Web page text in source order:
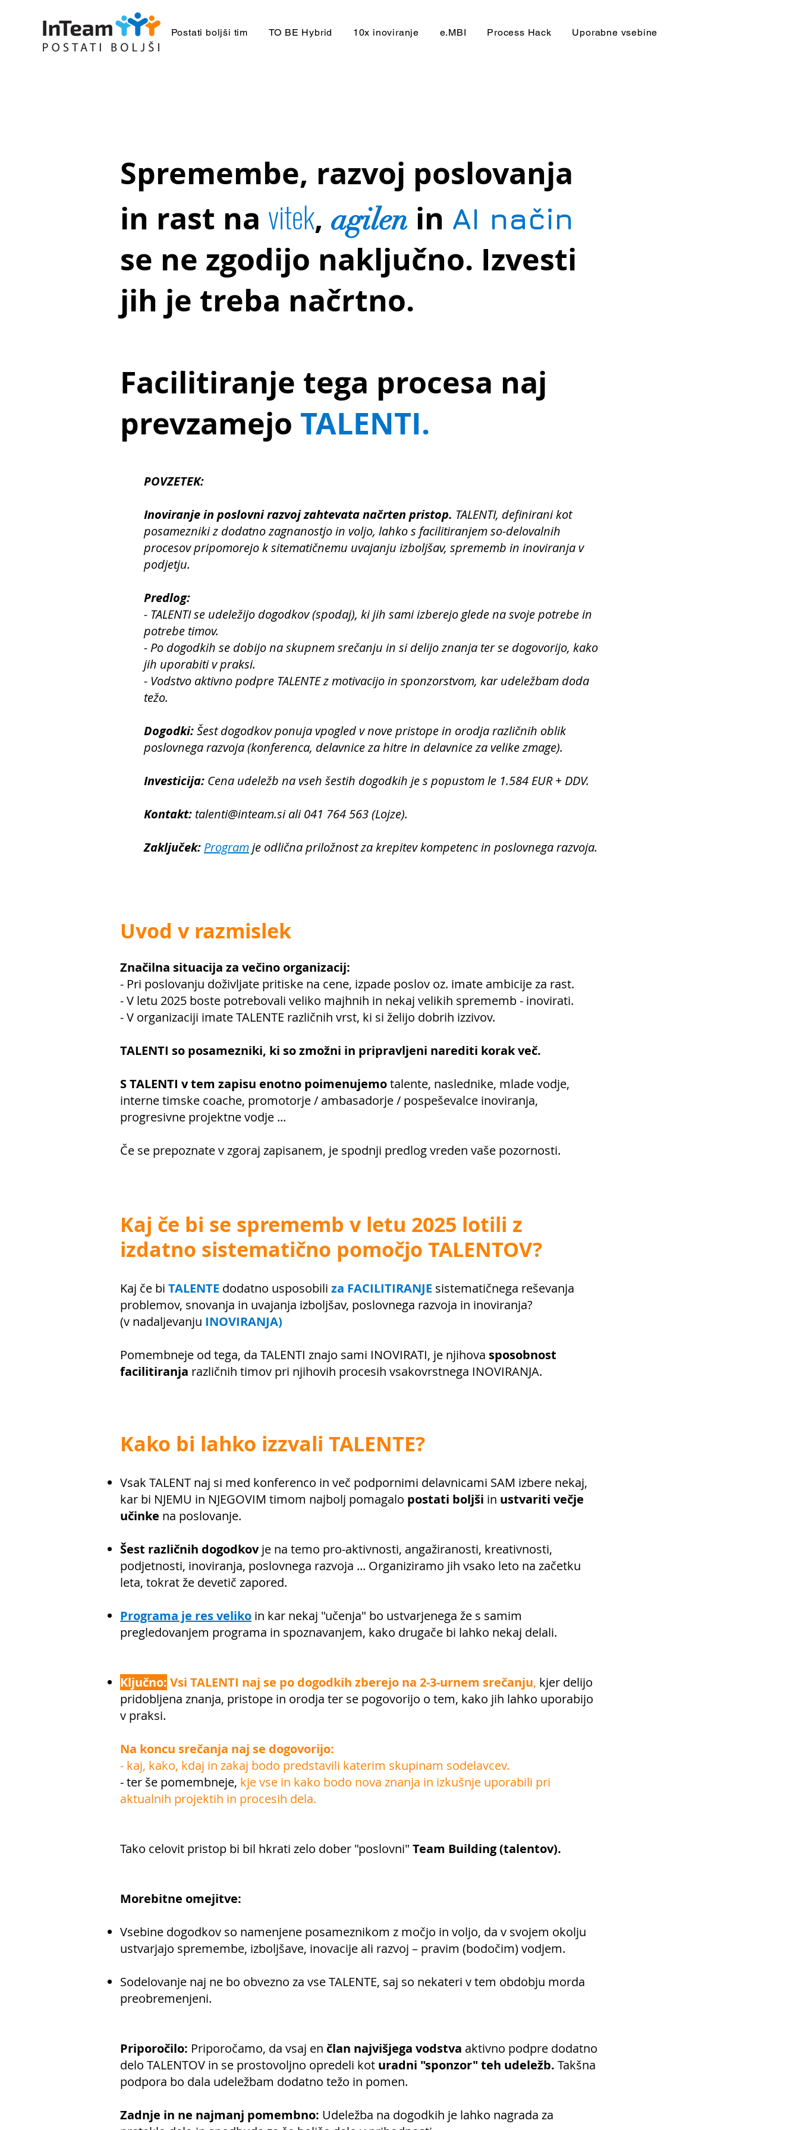
Postati boljši tim TO BE Hybrid 10x inoviranje e.MBI Process Hack Uporabne vsebine
Spremembe, razvoj poslovanja
in rast na vitek, agilen in AI način
se ne zgodijo naključno. Izvesti
jih je treba načrtno.
Facilitiranje tega procesa naj
prevzamejo TALENTI.
POVZETEK:
Inoviranje in poslovni razvoj zahtevata načrten pristop. TALENTI, definirani kot
posamezniki z dodatno zagnanostjo in voljo, lahko s facilitiranjem so-delovalnih
procesov pripomorejo k sitematičnemu uvajanju izboljšav, sprememb in inoviranja v
podjetju.
Predlog:
- TALENTI se udeležijo dogodkov (spodaj), ki jih sami izberejo glede na svoje potrebe in
potrebe timov.
- Po dogodkih se dobijo na skupnem srečanju in si delijo znanja ter se dogovorijo, kako
jih uporabiti v praksi.
- Vodstvo aktivno podpre TALENTE z motivacijo in sponzorstvom, kar udeležbam doda
težo.
Dogodki:Šest dogodkov ponuja vpogled v nove pristope in orodja različnih oblik
poslovnega razvoja (konferenca, delavnice za hitre in delavnice za velike zmage).
Investicija: Cena udeležb na vseh šestih dogodkih je s popustom le 1.584 EUR + DDV.
Kontakt: talenti@inteam.siali 041 764 563 (Lojze).
Zaključek: Programje odlična priložnost za krepitev kompetenc in poslovnega razvoja.
Uvod v razmislek
Značilna situacija za večino organizacij:
- Pri poslovanju doživljate pritiske na cene, izpade poslov oz. imate ambicije za rast.
- V letu 2025 boste potrebovali veliko majhnih in nekaj velikih sprememb - inovirati.
- V organizaciji imate TALENTE različnih vrst, ki si želijo dobrih izzivov.
TALENTI so posamezniki, ki so zmožni in pripravljeni narediti korak več.
S TALENTI v tem zapisu enotno poimenujemotalente, naslednike, mlade vodje,
interne timske coache, promotorje / ambasadorje / pospeševalce inoviranja,
progresivne projektne vodje ...
Če se prepoznate v zgoraj zapisanem, je spodnji predlog vreden vaše pozornosti.
Kaj če bi se sprememb v letu 2025 lotili z
izdatno sistematično pomočjo TALENTOV?
Kaj če bi TALENTE dodatno usposobili za FACILITIRANJE sistematičnega reševanja
problemov, snovanja in uvajanja izboljšav, poslovnega razvoja in inoviranja?
(v nadaljevanju INOVIRANJA)
Pomembneje od tega, da TALENTI znajo sami INOVIRATI, je njihova sposobnost
facilitiranja različnih timov pri njihovih procesih vsakovrstnega INOVIRANJA.
Kako bi lahko izzvali TALENTE?
Vsak TALENT naj si med konferenco in več podpornimi delavnicami SAM izbere nekaj,
kar bi NJEMU in NJEGOVIM timom najbolj pomagalo postati boljši in ustvariti večje
učinke na poslovanje.
Šest različnih dogodkovje na temo pro-aktivnosti, angažiranosti, kreativnosti,
podjetnosti, inoviranja, poslovnega razvoja ... Organiziramo jih vsako leto na začetku
leta, tokrat že devetič zapored.
Programa je res veliko in kar nekaj "učenja" bo ustvarjenega že s samim
pregledovanjem programa in spoznavanjem, kako drugače bi lahko nekaj delali.
Ključno: Vsi TALENTI naj se po dogodkih zberejo na 2-3-urnem srečanju, kjer delijo
pridobljena znanja, pristope in orodja ter se pogovorijo o tem, kako jih lahko uporabijo
v praksi.
Na koncu srečanja naj se dogovorijo:
- kaj, kako, kdaj in zakaj bodo predstavili katerim skupinam sodelavcev.
- ter še pomembneje, kje vse in kako bodo nova znanja in izkušnje uporabili pri
aktualnih projektih in procesih dela.
Tako celovit pristop bi bil hkrati zelo dober "poslovni" Team Building (talentov).
Morebitne omejitve:
Vsebine dogodkov so namenjene posameznikom z močjo in voljo, da v svojem okolju
ustvarjajo spremembe, izboljšave, inovacije ali razvoj – pravim (bodočim) vodjem.
Sodelovanje naj ne bo obvezno za vse TALENTE, saj so nekateri v tem obdobju morda
preobremenjeni.
Priporočilo: Priporočamo, da vsaj en član najvišjega vodstva aktivno podpre dodatno
delo TALENTOV in se prostovoljno opredeli kot uradni "sponzor" teh udeležb. Takšna
podpora bo dala udeležbam dodatno težo in pomen.
Zadnje in ne najmanj pomembno: Udeležba na dogodkih je lahko nagrada za